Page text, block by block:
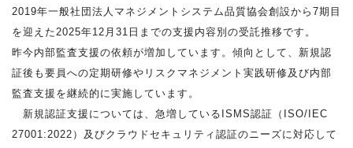
2019年一般社団法人マネジメントシステム品質協会創設から7期目
を迎えた2025年12月31日までの支援内容別の受託推移です。
昨今内部監査支援の依頼が増加しています。傾向として、新規認
証後も要員への定期研修やリスクマネジメント実践研修及び内部
監査支援を継続的に実施しています。
新規認証支援については、急増しているISMS認証（ISO/IEC
27001:2022）及びクラウドセキュリティ認証のニーズに対応して